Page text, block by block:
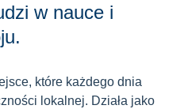
w nauce i
które każdego dnia
lokalnej. Działa jako